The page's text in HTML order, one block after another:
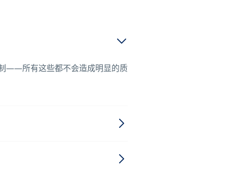
——所有这些都不会造成明显的质